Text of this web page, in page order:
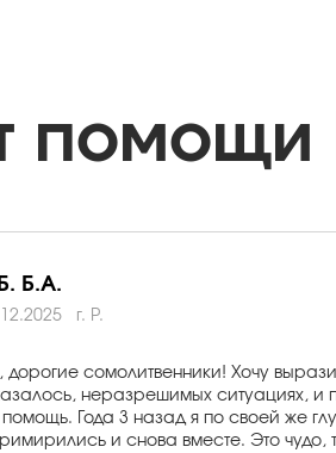
помощи
Б.А.
г. Р.
дорогие сомолитвенники! Хочу
неразрешимых ситуациях, и
помощь. Года 3 назад я по своей же
и снова вместе. Это чудо,